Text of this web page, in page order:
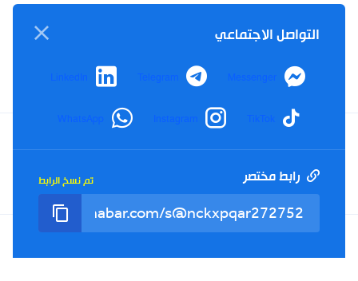
اتصل بنا
من نحن
Facebook
YouTube
TikTok
Twitter
Tel : +213(0)023 31 69 04 - eMail :info@elkhabar.com
التواصل الاجتماعي
Messenger
Telegram
LinkedIn
TikTok
Instagram
WhatsApp
رابط مختصر تم نسخ الرابط